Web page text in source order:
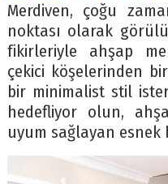
Merdiven, çoğu
noktası olarak
fikirleriyle ahşap
çekici köşelerinden
bir minimalist stil
hedefliyor olun,
uyum sağlayan esnek